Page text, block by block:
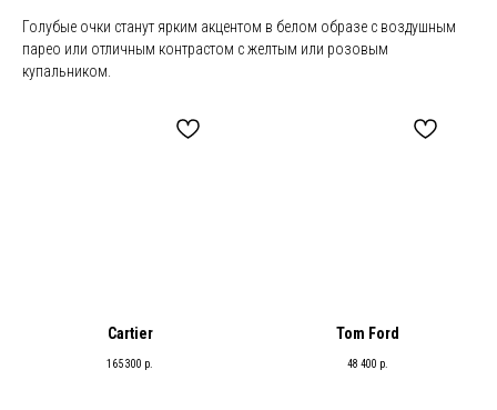
Голубые очки станут ярким акцентом в белом образе с воздушным
парео или отличным контрастом с желтым или розовым
купальником.
Cartier
165 300 р.
Tom Ford
48 400 р.